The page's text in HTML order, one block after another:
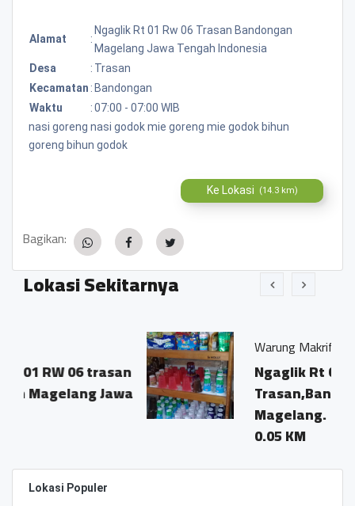
Alamat :
Ngaglik Rt 01 Rw 06 Trasan Bandongan
Magelang Jawa Tengah Indonesia
Desa
: Trasan
Kecamatan : Bandongan
Waktu
:07:00 - 07:00 WIB
nasi goreng nasi godok mie goreng mie godok bihun
goreng bihun godok
Ke Lokasi (14.3 km)
Bagikan:
Lokasi Sekitarnya
Jawa
Warung Makrifah
Ngaglik Rt 01/06
Trasan,Bandongan?
Magelang.
Lokasi Populer